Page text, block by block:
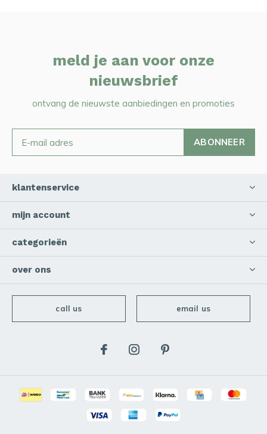
meld je aan voor onze
nieuwsbrief
ontvang de nieuwste aanbiedingen en promoties
ABONNEER
klantenservice
mijn account
categorieën
over ons
call us email us